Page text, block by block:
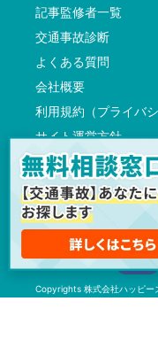
記事監修者一覧
交通事故診断
よくある質問
会社概要
利用規約（プライバ
サイト運営方針
反社会的勢力に対す
交通事故病院サー
Copyrights 株式会社ハッピー